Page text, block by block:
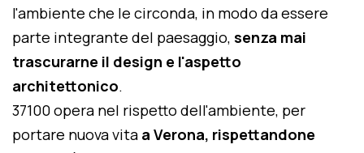
l'ambiente che le circonda, in modo da essere
parte integrante del paesaggio, senza mai
trascurarne il design e l'aspetto
architettonico.
37100 opera nel rispetto dell'ambiente, per
portare nuova vita a Verona, rispettandone